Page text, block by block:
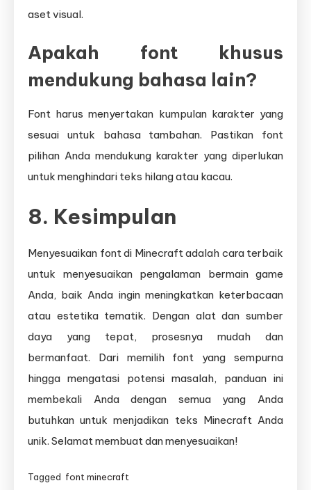
aset visual.
Apakah font khusus
mendukung bahasa lain?
Font harus menyertakan kumpulan karakter yang
sesuai untuk bahasa tambahan. Pastikan font
pilihan Anda mendukung karakter yang diperlukan
untuk menghindari teks hilang atau kacau.
8. Kesimpulan
Menyesuaikan font di Minecraft adalah cara terbaik
untuk menyesuaikan pengalaman bermain game
Anda, baik Anda ingin meningkatkan keterbacaan
atau estetika tematik. Dengan alat dan sumber
daya yang tepat, prosesnya mudah dan
bermanfaat. Dari memilih font yang sempurna
hingga mengatasi potensi masalah, panduan ini
membekali Anda dengan semua yang Anda
butuhkan untuk menjadikan teks Minecraft Anda
unik. Selamat membuat dan menyesuaikan!
Tagged font minecraft